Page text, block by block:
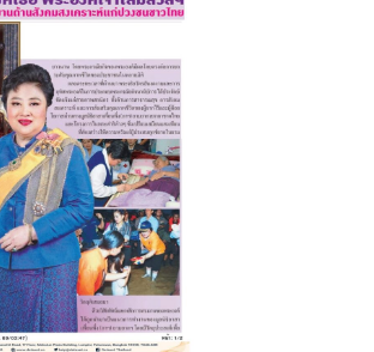
July 20, 2026
ะเจ้าวรวงศ์
ะองค์เจ้าโสม
สวลีฯ